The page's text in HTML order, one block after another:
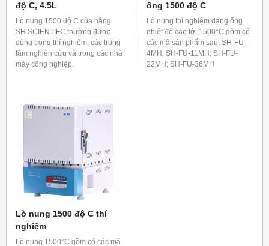
độ C, 4.5L
Lò nung 1500 độ C của hãng
SH SCIENTIFC thường được
dùng trong thí nghiệm, các trung
tâm nghiên cứu và trong các nhà
máy công nghiệp.
ống 1500 độ C
Lò nung thí nghiệm dạng ống
nhiệt độ cao tới 1500°C gồm có
các mã sản phẩm sau: SH-FU-
4MH; SH-FU-11MH; SH-FU-
22MH; SH-FU-36MH
Lò nung 1500 độ C thí
nghiệm
Lò nung 1500°C gồm có các mã